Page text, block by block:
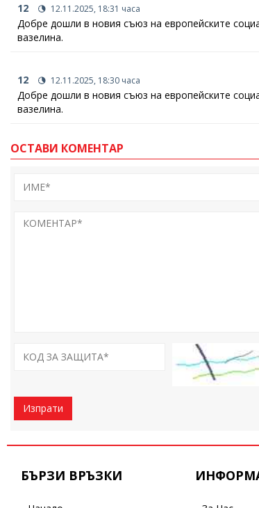
12 12.11.2025, 18:31 часа
Добре дошли в новия съюз на европейските
вазелина.
12 12.11.2025, 18:30 часа
Добре дошли в новия съюз на европейските
вазелина.
ОСТАВИ КОМЕНТАР
Изпрати
БЪРЗИ ВРЪЗКИ